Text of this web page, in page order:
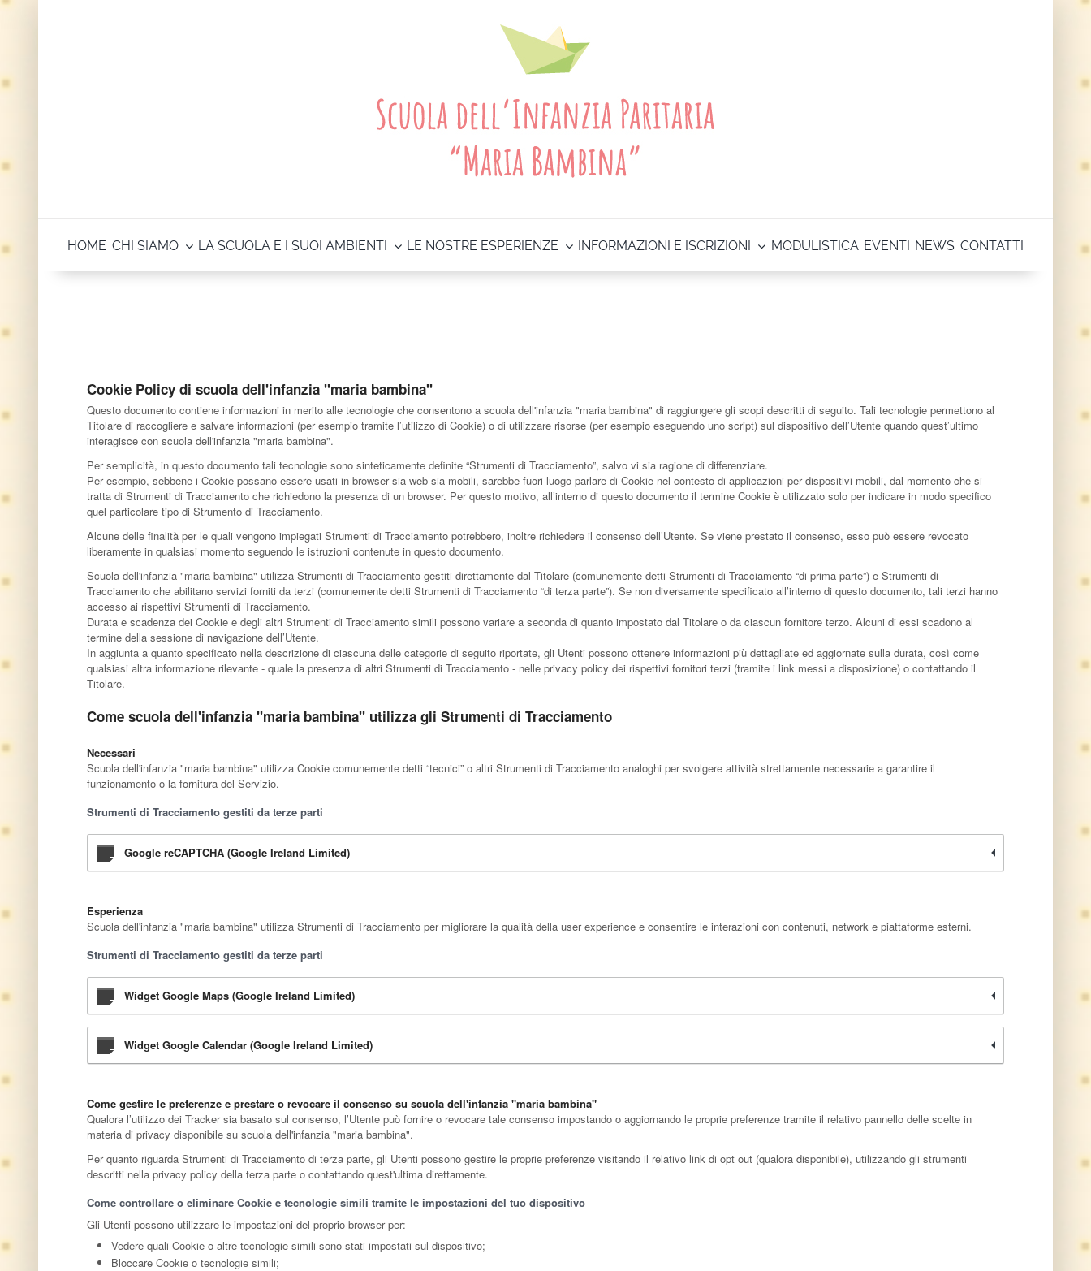
Salta
HOME CHI SIAMO LA SCUOLA E I SUOI AMBIENTI LE NOSTRE ESPERIENZE INFORMAZIONI E ISCRIZIONI MODULISTICA EVENTI NEWS CONTATTI
Cookie Policy di scuola dell'infanzia "maria bambina"
Questo documento contiene informazioni in merito alle tecnologie che consentono a scuola dell'infanzia "maria bambina" di raggiungere gli scopi descritti di seguito. Tali tecnologie permettono al
Titolare di raccogliere e salvare informazioni (per esempio tramite l’utilizzo di Cookie) o di utilizzare risorse (per esempio eseguendo uno script) sul dispositivo dell’Utente quando quest’ultimo
interagisce con scuola dell'infanzia "maria bambina".
Per semplicità, in questo documento tali tecnologie sono sinteticamente definite “Strumenti di Tracciamento”, salvo vi sia ragione di differenziare.
Per esempio, sebbene i Cookie possano essere usati in browser sia web sia mobili, sarebbe fuori luogo parlare di Cookie nel contesto di applicazioni per dispositivi mobili, dal momento che si
tratta di Strumenti di Tracciamento che richiedono la presenza di un browser. Per questo motivo, all’interno di questo documento il termine Cookie è utilizzato solo per indicare in modo specifico
quel particolare tipo di Strumento di Tracciamento.
Alcune delle finalità per le quali vengono impiegati Strumenti di Tracciamento potrebbero, inoltre richiedere il consenso dell’Utente. Se viene prestato il consenso, esso può essere revocato
liberamente in qualsiasi momento seguendo le istruzioni contenute in questo documento.
Scuola dell'infanzia "maria bambina" utilizza Strumenti di Tracciamento gestiti direttamente dal Titolare (comunemente detti Strumenti di Tracciamento “di prima parte”) e Strumenti di
Tracciamento che abilitano servizi forniti da terzi (comunemente detti Strumenti di Tracciamento “di terza parte”). Se non diversamente specificato all’interno di questo documento, tali terzi hanno
accesso ai rispettivi Strumenti di Tracciamento.
Durata e scadenza dei Cookie e degli altri Strumenti di Tracciamento simili possono variare a seconda di quanto impostato dal Titolare o da ciascun fornitore terzo. Alcuni di essi scadono al
termine della sessione di navigazione dell’Utente.
In aggiunta a quanto specificato nella descrizione di ciascuna delle categorie di seguito riportate, gli Utenti possono ottenere informazioni più dettagliate ed aggiornate sulla durata, così come
qualsiasi altra informazione rilevante - quale la presenza di altri Strumenti di Tracciamento - nelle privacy policy dei rispettivi fornitori terzi (tramite i link messi a disposizione) o contattando il
Titolare.
Come scuola dell'infanzia "maria bambina" utilizza gli Strumenti di Tracciamento
Necessari
Scuola dell'infanzia "maria bambina" utilizza Cookie comunemente detti “tecnici” o altri Strumenti di Tracciamento analoghi per svolgere attività strettamente necessarie a garantire il
funzionamento o la fornitura del Servizio.
Strumenti di Tracciamento gestiti da terze parti
Google reCAPTCHA (Google Ireland Limited)
Esperienza
Scuola dell'infanzia "maria bambina" utilizza Strumenti di Tracciamento per migliorare la qualità della user experience e consentire le interazioni con contenuti, network e piattaforme esterni.
Strumenti di Tracciamento gestiti da terze parti
Widget Google Maps (Google Ireland Limited)
Widget Google Calendar (Google Ireland Limited)
Come gestire le preferenze e prestare o revocare il consenso su scuola dell'infanzia "maria bambina"
Qualora l’utilizzo dei Tracker sia basato sul consenso, l’Utente può fornire o revocare tale consenso impostando o aggiornando le proprie preferenze tramite il relativo pannello delle scelte in
materia di privacy disponibile su scuola dell'infanzia "maria bambina".
Per quanto riguarda Strumenti di Tracciamento di terza parte, gli Utenti possono gestire le proprie preferenze visitando il relativo link di opt out (qualora disponibile), utilizzando gli strumenti
descritti nella privacy policy della terza parte o contattando quest'ultima direttamente.
Come controllare o eliminare Cookie e tecnologie simili tramite le impostazioni del tuo dispositivo
Gli Utenti possono utilizzare le impostazioni del proprio browser per:
Vedere quali Cookie o altre tecnologie simili sono stati impostati sul dispositivo;
Bloccare Cookie o tecnologie simili;